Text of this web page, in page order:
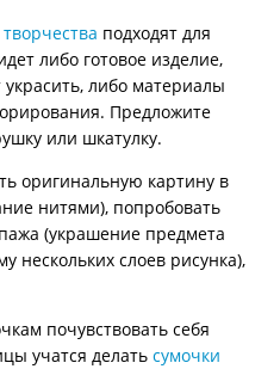
подходят для
либо готовое изделие,
украсить, либо материалы
Предложите
или шкатулку.
оригинальную картину в
нитями), попробовать
(украшение предмета
нескольких слоев рисунка),
почувствовать себя
учатся делать сумочки